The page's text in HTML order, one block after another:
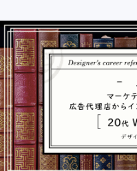
カード情報、ログインID
ドレス等において、特定
（他の情報と照合するこ
識別することができるこ
・当社の運営・提供する
ビス」といいます。）に
なったサービスの内容、
用内容及びご利用履歴に
【個人情報の取得・収集